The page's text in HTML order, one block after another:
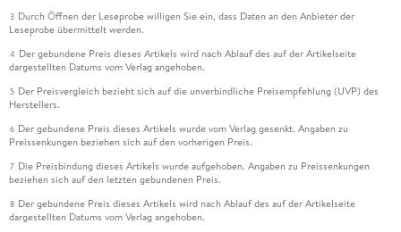
3 Durch Öffnen der Leseprobe willigen Sie ein, dass Daten an den Anbieter der
Leseprobe übermittelt werden.
4 Der gebundene Preis dieses Artikels wird nach Ablauf des auf der Artikelseite
dargestellten Datums vom Verlag angehoben.
5 Der Preisvergleich bezieht sich auf die unverbindliche Preisempfehlung (UVP) des
Herstellers.
6 Der gebundene Preis dieses Artikels wurde vom Verlag gesenkt. Angaben zu
Preissenkungen beziehen sich auf den vorherigen Preis.
7 Die Preisbindung dieses Artikels wurde aufgehoben. Angaben zu Preissenkungen
beziehen sich auf den letzten gebundenen Preis.
8 Der gebundene Preis dieses Artikels wird nach Ablauf des auf der Artikelseite
dargestellten Datums vom Verlag angehoben.